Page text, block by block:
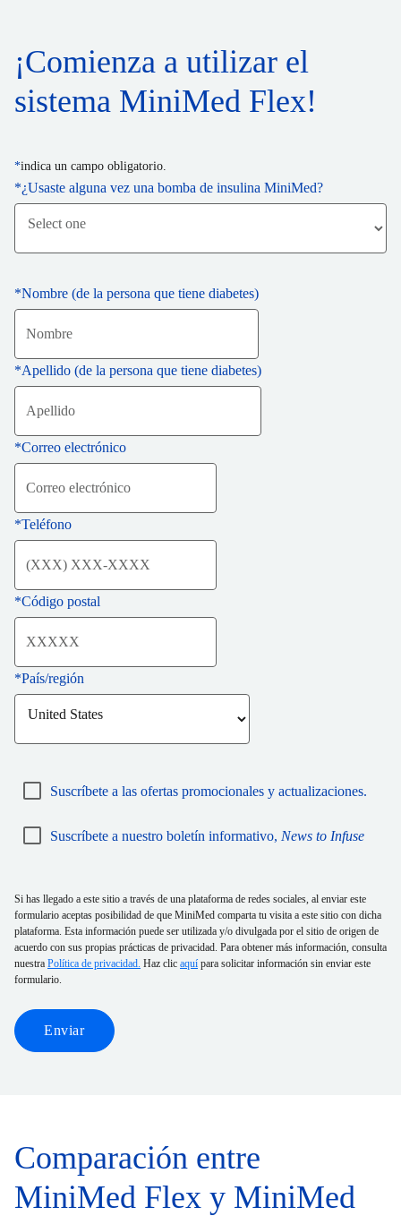
¡Comienza a utilizar el
sistema MiniMed Flex!
*indica un campo obligatorio.
*¿Usaste alguna vez una bomba de insulina MiniMed?
*Nombre (de la persona que tiene diabetes)
*Apellido (de la persona que tiene diabetes)
*Correo electrónico
*Teléfono
*Código postal
*País/región
Suscríbete a las ofertas promocionales y actualizaciones.
Suscríbete a nuestro boletín informativo, News to Infuse
Si has llegado a este sitio a través de una plataforma de redes sociales, al enviar este
formulario aceptas posibilidad de que MiniMed comparta tu visita a este sitio con dicha
plataforma. Esta información puede ser utilizada y/o divulgada por el sitio de origen de
acuerdo con sus propias prácticas de privacidad. Para obtener más información, consulta
nuestra Política de privacidad. Haz clic aquí para solicitar información sin enviar este
formulario.
Enviar
Comparación entre
MiniMed Flex y MiniMed